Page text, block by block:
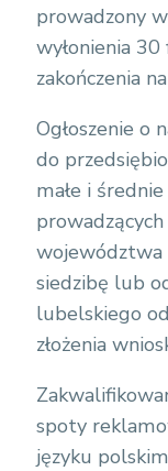
prowadzony
wyłonienia
zakończenia
Ogłoszenie o
do
małe i
województwa
siedzibę lub
lubelskiego
złożenia
spoty
języku